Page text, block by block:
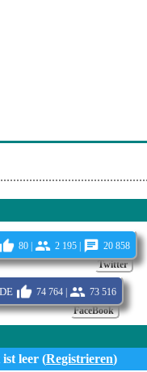
Twitter
80 | 2 195 | 20 858
FaceBook
74 764 | 73 516
leer (Registrieren)